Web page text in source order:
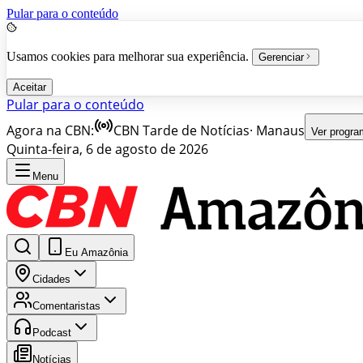
Pular para o conteúdo
Usamos cookies para melhorar sua experiência. Gerenciar
Aceitar
Pular para o conteúdo
Agora na CBN:
CBN Tarde de Notícias· Manaus Ver
Quinta-feira, 6 de agosto de 2026
Menu
Eu Amazônia
Cidades
Comentaristas
Podcast
Notícias